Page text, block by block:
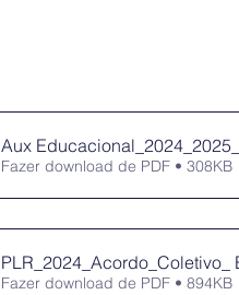
Aux
Fazer download de PDF • 308KB
PLR_2024_Acordo_Coletivo_
Fazer download de PDF • 894KB